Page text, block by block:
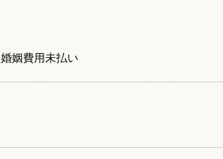
婚姻費用未払い